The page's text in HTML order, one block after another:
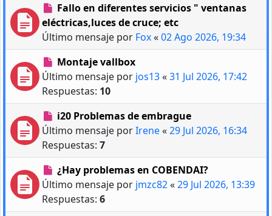
Fallo en diferentes servicios " ventanas
eléctricas,luces de cruce; etc
Último mensaje por Fox«02 Ago 2026, 19:34
Montaje vallbox
Último mensaje por jos13«31 Jul 2026, 17:42
Respuestas: 10
i20 Problemas de embrague
Último mensaje porIrene«29 Jul 2026, 16:34
Respuestas: 7
¿Hay problemas en COBENDAI?
Último mensaje por jmzc82«29 Jul 2026, 13:39
Respuestas: 6